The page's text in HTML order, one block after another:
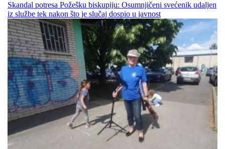
Skandal potresa Požešku biskupiju: Osumnjičeni svećenik udaljen
iz službe tek nakon što je slučaj dospio u javnost